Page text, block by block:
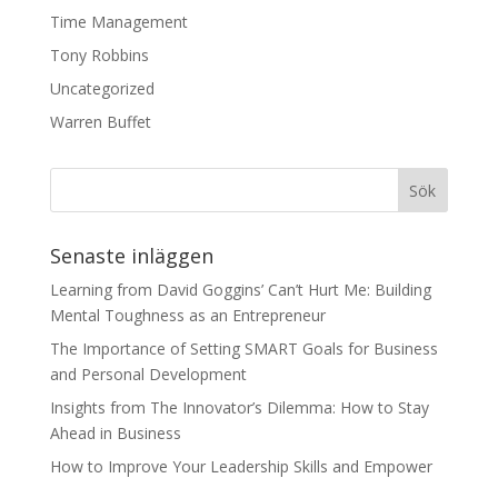
Time Management
Tony Robbins
Uncategorized
Warren Buffet
Senaste inläggen
Learning from David Goggins’ Can’t Hurt Me: Building
Mental Toughness as an Entrepreneur
The Importance of Setting SMART Goals for Business
and Personal Development
Insights from The Innovator’s Dilemma: How to Stay
Ahead in Business
How to Improve Your Leadership Skills and Empower